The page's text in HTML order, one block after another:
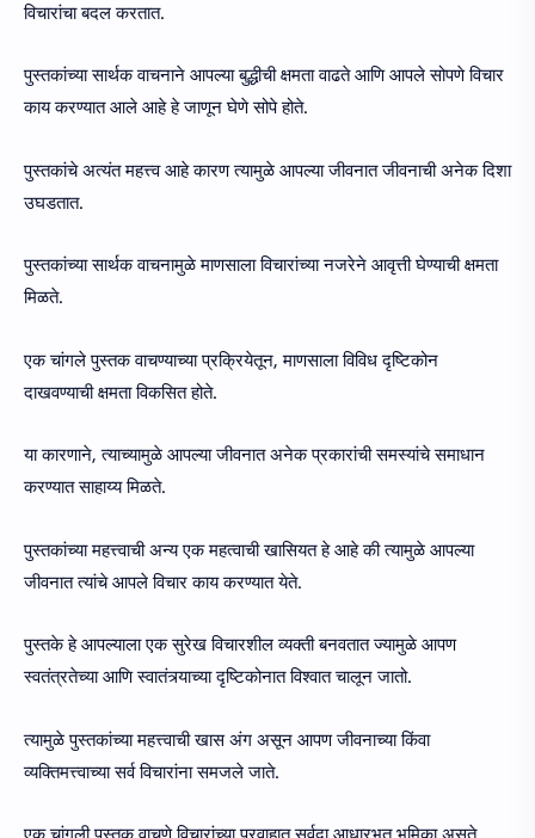
विचारांचा बदल करतात.
पुस्तकांच्या सार्थक वाचनाने आपल्या बुद्धीची क्षमता वाढते आणि आपले सोपणे विचार
काय करण्यात आले आहे हे जाणून घेणे सोपे होते.
पुस्तकांचे अत्यंत महत्त्व आहे कारण त्यामुळे आपल्या जीवनात जीवनाची अनेक दिशा
उघडतात.
पुस्तकांच्या सार्थक वाचनामुळे माणसाला विचारांच्या नजरेने आवृत्ती घेण्याची क्षमता
मिळते.
एक चांगले पुस्तक वाचण्याच्या प्रक्रियेतून, माणसाला विविध दृष्टिकोन
दाखवण्याची क्षमता विकसित होते.
या कारणाने, त्याच्यामुळे आपल्या जीवनात अनेक प्रकारांची समस्यांचे समाधान
करण्यात साहाय्य मिळते.
पुस्तकांच्या महत्त्वाची अन्य एक महत्वाची खासियत हे आहे की त्यामुळे आपल्या
जीवनात त्यांचे आपले विचार काय करण्यात येते.
पुस्तके हे आपल्याला एक सुरेख विचारशील व्यक्ती बनवतात ज्यामुळे आपण
स्वतंत्रतेच्या आणि स्वातंत्र्याच्या दृष्टिकोनात विश्वात चालून जातो.
त्यामुळे पुस्तकांच्या महत्त्वाची खास अंग असून आपण जीवनाच्या किंवा
व्यक्तिमत्त्वाच्या सर्व विचारांना समजले जाते.